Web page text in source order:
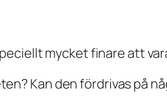
mycket finare att
Kan den fördrivas på